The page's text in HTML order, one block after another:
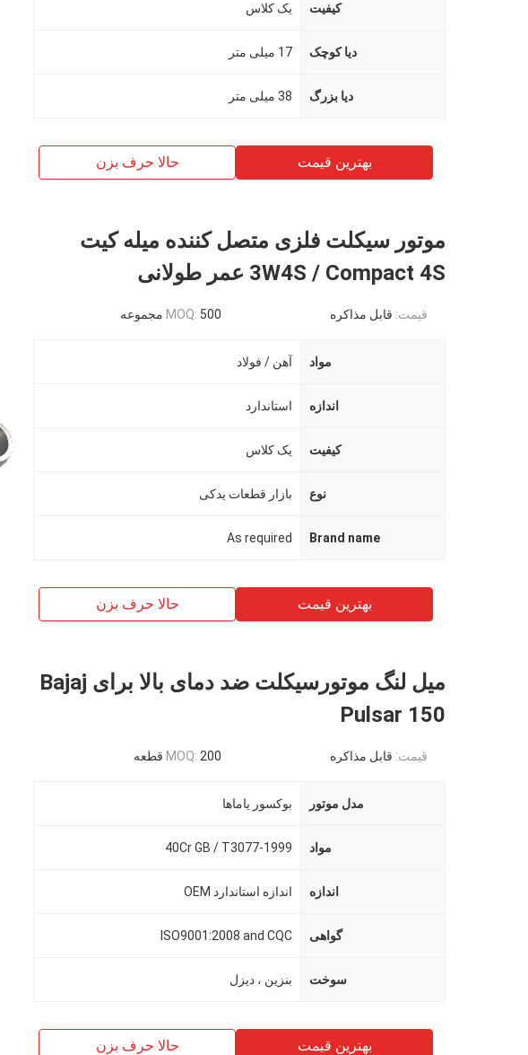
کیفیت یک کلاس
دیا کوچک 17 میلی متر
دیا بزرگ 38 میلی متر
بهترین قیمت حالا حرف بزن
موتور سیکلت فلزی متصل کننده میله کیت
3W4S / Compact 4S عمر طولانی
قیمت: قابل مذاکره MOQ: 500 مجموعه
مواد آهن / فولاد
اندازه استاندارد
کیفیت یک کلاس
نوع بازار قطعات یدکی
Brand name
As required
بهترین قیمت حالا حرف بزن
میل لنگ موتورسیکلت ضد دمای بالا برای Bajaj
Pulsar 150
قیمت: قابل مذاکره MOQ: 200 قطعه
مدل موتور بوکسور یاماها
مواد 40Cr GB / T3077-1999
اندازه اندازه استاندارد OEM
گواهی ISO9001:2008 and CQC
سوخت بنزین ، دیزل
بهترین قیمت حالا حرف بزن